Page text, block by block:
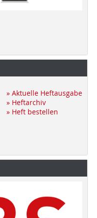
» Aktuelle Heftausgabe
» Heftarchiv
» Heft bestellen